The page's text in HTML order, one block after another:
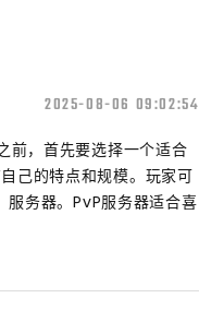
2025-08-06 09:02:54
前，首先要选择一个适合
己的特点和规模。玩家可
服务器。PvP服务器适合喜